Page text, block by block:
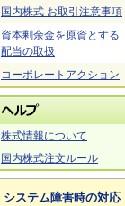
国内株式 お取引注意事項
資本剰余金を原資とする
配当の取扱
コーポレートアクション
株式情報について
国内株式注文ルール
システム障害時の対応